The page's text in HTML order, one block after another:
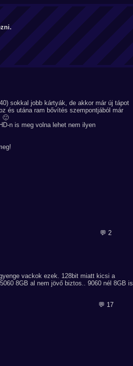
sokkal jobb kártyák, de akkor már új tápot
és utána ram bővítés szempontjából már
🙂
n is meg volna lehet nem ilyen
💬 2
vackok ezek. 128bit miatt kicsi a
8GB al nem jövő biztos.. 9060 nél 8GB is
💬 17